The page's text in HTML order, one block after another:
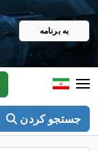
به برنامه
جستجو کردن